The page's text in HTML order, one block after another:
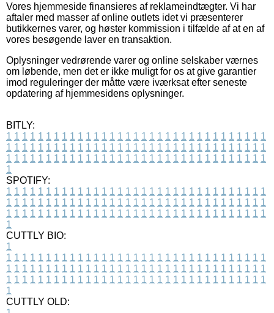
Vores hjemmeside finansieres af reklameindtægter. Vi har
aftaler med masser af online outlets idet vi præsenterer
butikkernes varer, og høster kommission i tilfælde af at en af
vores besøgende laver en transaktion.
Oplysninger vedrørende varer og online selskaber værnes
om løbende, men det er ikke muligt for os at give garantier
imod reguleringer der måtte være iværksat efter seneste
opdatering af hjemmesidens oplysninger.
BITLY:
1 1 1 1 1 1 1 1 1 1 1 1 1 1 1 1 1 1 1 1 1 1 1 1 1 1 1 1 1 1 1 1 1
1 1 1 1 1 1 1 1 1 1 1 1 1 1 1 1 1 1 1 1 1 1 1 1 1 1 1 1 1 1 1 1 1
1 1 1 1 1 1 1 1 1 1 1 1 1 1 1 1 1 1 1 1 1 1 1 1 1 1 1 1 1 1 1 1 1
1
SPOTIFY:
1 1 1 1 1 1 1 1 1 1 1 1 1 1 1 1 1 1 1 1 1 1 1 1 1 1 1 1 1 1 1 1 1
1 1 1 1 1 1 1 1 1 1 1 1 1 1 1 1 1 1 1 1 1 1 1 1 1 1 1 1 1 1 1 1 1
1 1 1 1 1 1 1 1 1 1 1 1 1 1 1 1 1 1 1 1 1 1 1 1 1 1 1 1 1 1 1 1 1
1
CUTTLY BIO:
1
1 1 1 1 1 1 1 1 1 1 1 1 1 1 1 1 1 1 1 1 1 1 1 1 1 1 1 1 1 1 1 1 1
1 1 1 1 1 1 1 1 1 1 1 1 1 1 1 1 1 1 1 1 1 1 1 1 1 1 1 1 1 1 1 1 1
1 1 1 1 1 1 1 1 1 1 1 1 1 1 1 1 1 1 1 1 1 1 1 1 1 1 1 1 1 1 1 1 1
1
CUTTLY OLD: